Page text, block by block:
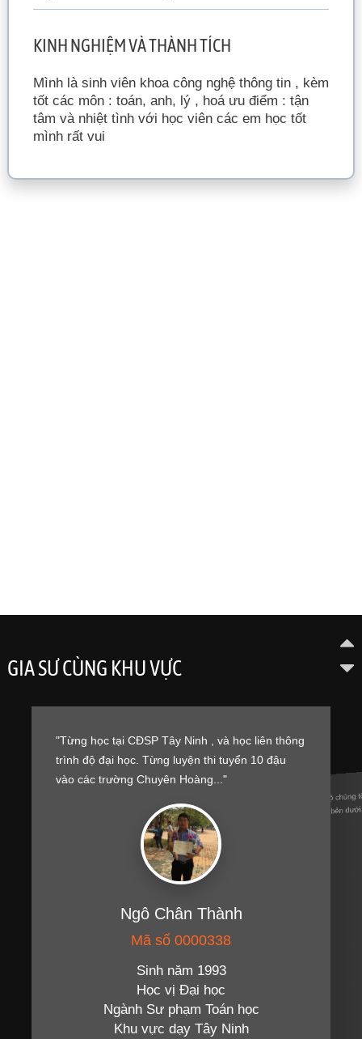
KINH NGHIỆM VÀ THÀNH TÍCH
Mình là sinh viên khoa công nghệ thông tin , kèm
tốt các môn : toán, anh, lý , hoá ưu điểm : tận
tâm và nhiệt tình với học viên các em học tốt
mình rất vui
GIA SƯ CÙNG KHU VỰC
"Từng học tại CĐSP Tây Ninh , và học liên thông
trình độ đại học. Từng luyện thi tuyển 10 đậu
vào các trường Chuyên Hoàng..."
Ngô Chân Thành
Mã số 0000338
Sinh năm 1993
Học vị Đại học
Ngành Sư phạm Toán học
Khu vực dạy Tây Ninh
Ủng hộ
tài trợ bên